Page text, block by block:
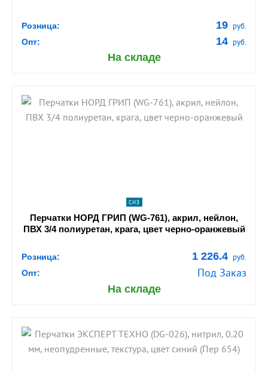
Розница: 19 руб.
Опт: 14 руб.
На складе
shopping_cart В КОРЗИНУ
СИЗ
Перчатки НОРД ГРИП (WG-761), акрил, нейлон,
ПВХ 3/4 полиуретан, крага, цвет черно-оранжевый
Розница: 1 226.4 руб.
Опт: Под Заказ
На складе
shopping_cart В КОРЗИНУ